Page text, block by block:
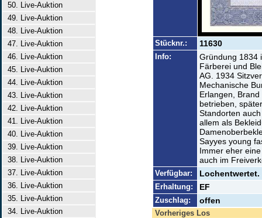
50. Live-Auktion
49. Live-Auktion
48. Live-Auktion
47. Live-Auktion
46. Live-Auktion
45. Live-Auktion
44. Live-Auktion
43. Live-Auktion
42. Live-Auktion
41. Live-Auktion
40. Live-Auktion
39. Live-Auktion
38. Live-Auktion
37. Live-Auktion
36. Live-Auktion
35. Live-Auktion
34. Live-Auktion
Stücknr.: 11630
Info:
Gründung 1834
Färberei und
AG. 1934
Mechanische
Erlangen,
betrieben,
Standorten
allem als
Sayyes young
Immer eher
auch im
Verfügbar: Lochentwertet.
Erhaltung: EF
Zuschlag: offen
Vorheriges Los